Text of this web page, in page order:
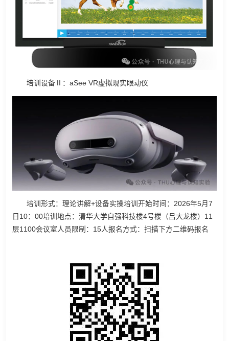
培训设备Ⅱ：aSee VR虚拟现实眼动仪
培训形式：理论讲解+设备实操培训开始时间：2026年5月7
日10：00培训地点：清华大学自强科技楼4号楼（吕大龙楼）11
层1100会议室人员限制：15人报名方式：扫描下方二维码报名